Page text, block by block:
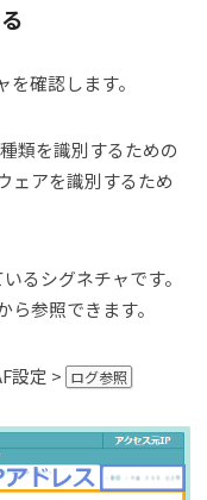
確認します。
類を識別するための
ェアを識別するため
るシグネチャです。
参照できます。
設定 > ログ参照